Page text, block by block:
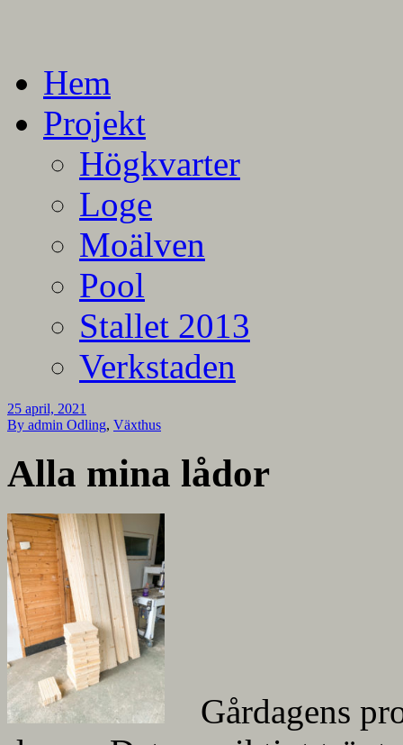
Hem
Projekt
Högkvarter
Loge
Moälven
Pool
Stallet 2013
Verkstaden
25 april, 2021
By admin Odling, Växthus
Alla mina lådor
Gårdagens